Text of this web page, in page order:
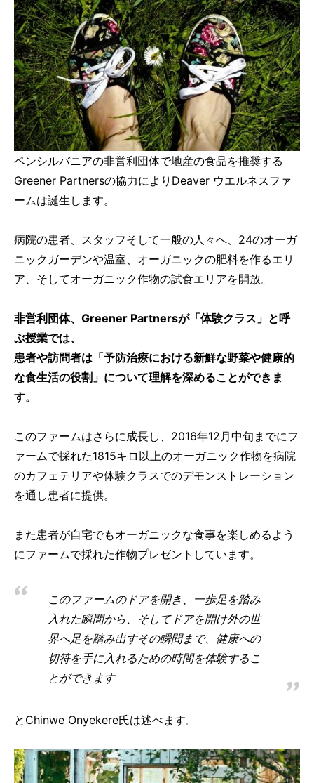
ペンシルバニアの非営利団体で地産の食品を推奨する
Greener Partnersの協力によりDeaver ウエルネスファ
ームは誕生します。
病院の患者、スタッフそして一般の人々へ、24のオーガ
ニックガーデンや温室、オーガニックの肥料を作るエリ
ア、そしてオーガニック作物の試食エリアを開放。
非営利団体、Greener Partnersが「体験クラス」と呼
ぶ授業では、
患者や訪問者は「予防治療における新鮮な野菜や健康的
な食生活の役割」について理解を深めることができま
す。
このファームはさらに成長し、2016年12月中旬までにフ
ァームで採れた1815キロ以上のオーガニック作物を病院
のカフェテリアや体験クラスでのデモンストレーション
を通し患者に提供。
また患者が自宅でもオーガニックな食事を楽しめるよう
にファームで採れた作物プレゼントしています。
このファームのドアを開き、一歩足を踏み
入れた瞬間から、そしてドアを開け外の世
界へ足を踏み出すその瞬間まで、健康への
切符を手に入れるための時間を体験するこ
とができます
とChinwe Onyekere氏は述べます。